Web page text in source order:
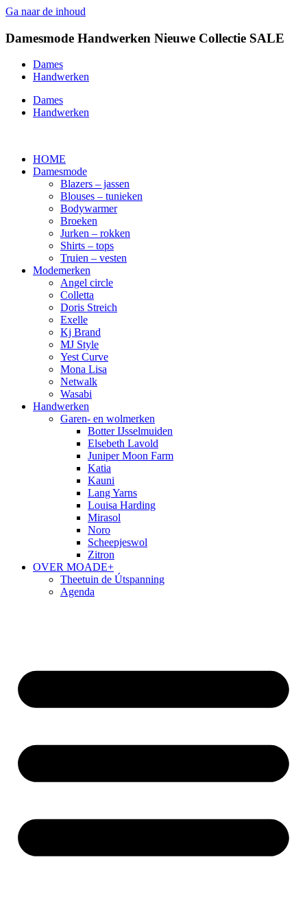
Ga naar de inhoud
Damesmode Handwerken Nieuwe Collectie SALE
Dames
Handwerken
Dames
Handwerken
HOME
Damesmode
Blazers – jassen
Blouses – tunieken
Bodywarmer
Broeken
Jurken – rokken
Shirts – tops
Truien – vesten
Modemerken
Angel circle
Colletta
Doris Streich
Exelle
Kj Brand
MJ Style
Yest Curve
Mona Lisa
Netwalk
Wasabi
Handwerken
Garen- en wolmerken
Botter IJsselmuiden
Elsebeth Lavold
Juniper Moon Farm
Katia
Kauni
Lang Yarns
Louisa Harding
Mirasol
Noro
Scheepjeswol
Zitron
OVER MOADE+
Theetuin de Útspanning
Agenda